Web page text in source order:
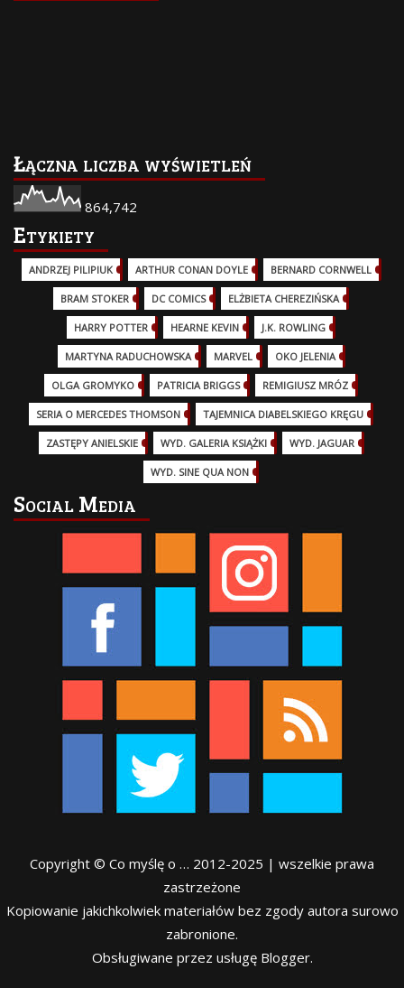
Łączna liczba wyświetleń
864,742
Etykiety
ANDRZEJ PILIPIUK (29)ARTHUR CONAN DOYLE BERNARD CORNWELL
BRAM STOKER DC COMICS (17)ELŻBIETA CHEREZIŃSKA
HARRY POTTER (13)HEARNE KEVIN J.K. ROWLING
MARTYNA RADUCHOWSKA MARVEL (32)OKO JELENIA
OLGA GROMYKO PATRICIA BRIGGS (12)REMIGIUSZ MRÓZ
SERIA O MERCEDES THOMSON (11)TAJEMNICA DIABELSKIEGO KRĘGU
ZASTĘPY ANIELSKIE WYD. GALERIA KSIĄŻKI WYD. JAGUAR
WYD. SINE QUA NON
Social Media
Copyright © Co myślę o … 2012-2025 | wszelkie prawa
zastrzeżone
Kopiowanie jakichkolwiek materiałów bez zgody autora surowo
zabronione.
Obsługiwane przez usługę Blogger.